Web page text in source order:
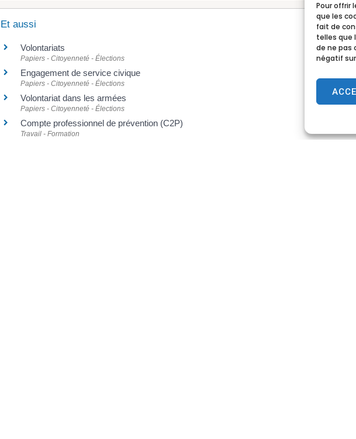
Pour offrir
que les
fait de
telles que
de ne pas
négatif
Et aussi
Volontariats
Papiers - Citoyenneté - Élections
Engagement de service civique
Papiers - Citoyenneté - Élections
Volontariat dans les armées
Papiers - Citoyenneté - Élections
Compte professionnel de prévention (C2P)
Travail - Formation